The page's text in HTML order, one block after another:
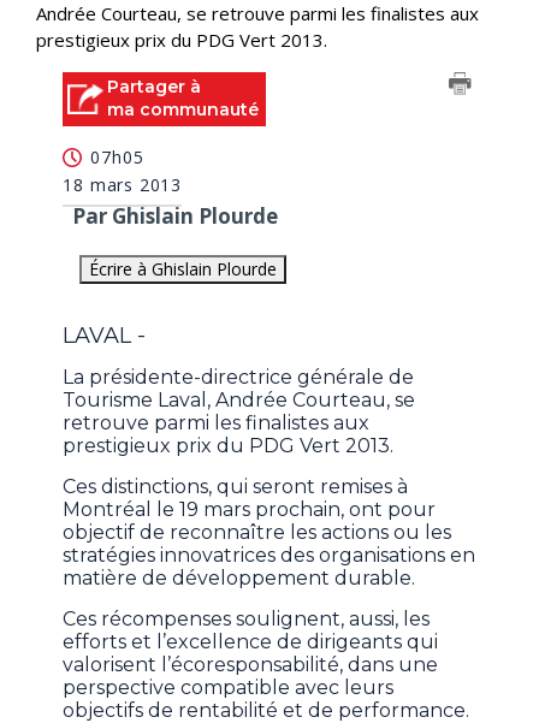
Andrée Courteau, se retrouve parmi les finalistes aux
prestigieux prix du PDG Vert 2013.
Partager à
ma communauté
07h05
18 mars 2013
Par Ghislain Plourde
Écrire à Ghislain Plourde
LAVAL -
La présidente-directrice générale de
Tourisme Laval, Andrée Courteau, se
retrouve parmi les finalistes aux
prestigieux prix du PDG Vert 2013.
Ces distinctions, qui seront remises à
Montréal le 19 mars prochain, ont pour
objectif de reconnaître les actions ou les
stratégies innovatrices des organisations en
matière de développement durable.
Ces récompenses soulignent, aussi, les
efforts et l’excellence de dirigeants qui
valorisent l’écoresponsabilité, dans une
perspective compatible avec leurs
objectifs de rentabilité et de performance.